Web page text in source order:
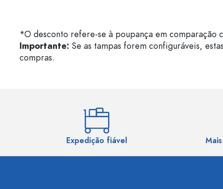
*O desconto refere-se à poupança em comparação
Importante: Se as tampas forem configuráveis,
compras.
Expedição fiável